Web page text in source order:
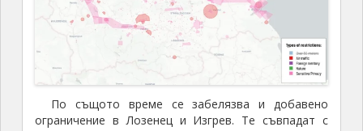
По същото време се забелязва и добавено
ограничение в Лозенец и Изгрев. Те съвпадат с